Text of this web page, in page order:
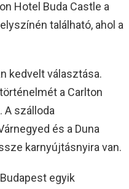
Hotel Buda Castle a
található, ahol a
kedvelt választása.
a Carlton
A szálloda
és a Duna
karnyújtásnyira van.
egyik